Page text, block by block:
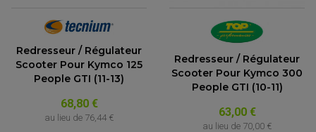
Redresseur / Régulateur
Scooter Pour Kymco 125
People GTI (11-13)
68,80 €
au lieu de 76,44 €
Redresseur / Régulateur
Scooter Pour Kymco 300
People GTI (10-11)
63,00 €
au lieu de 70,00 €